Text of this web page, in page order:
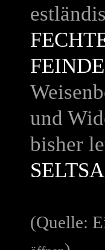
FEINDE
und
bisher
(Quelle: